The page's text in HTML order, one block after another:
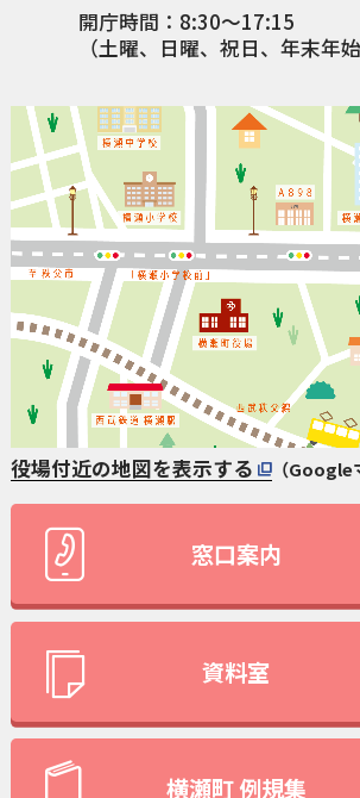
開庁時間：8:30〜17:15
（土曜、日曜、祝日、年末年
役場付近の地図を表示する （Google
窓口案内
資料室
横瀬町 例規集